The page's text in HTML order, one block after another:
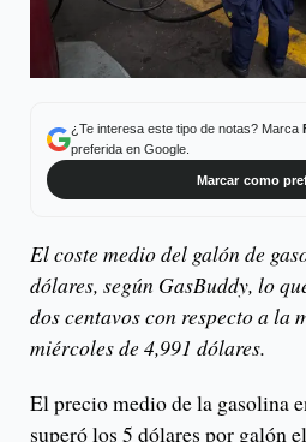
¿Te interesa este tipo de notas? Marca
preferida en Google.
Marcar como
El coste medio del galón de
dólares, según GasBuddy, lo
dos centavos con respecto a la
miércoles de 4,991 dólares.
El precio medio de la gasolina
superó los 5 dólares por galón